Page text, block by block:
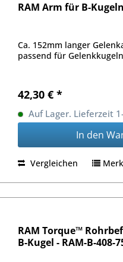
RAM Arm für B-
Ca. 152mm langer
passend für
42,30 € *
Auf Lager. Lieferzeit
In den
Vergleichen
RAM Torque™
B-Kugel - RAM-B-408-